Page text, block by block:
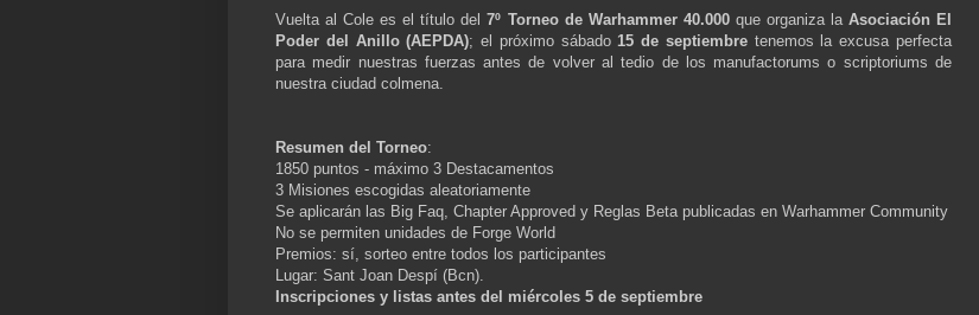
Vuelta al Cole es el título del7º Torneo de Warhammer 40.000que organiza la Asociación El
Poder del Anillo (AEPDA); el próximo sábado15 de septiembretenemos la excusa perfecta
para medir nuestras fuerzas antes de volver al tedio de los manufactorums o scriptoriums de
nuestra ciudad colmena.
Resumen del Torneo:
1850 puntos - máximo 3 Destacamentos
3 Misiones escogidas aleatoriamente
Se aplicarán las Big Faq, Chapter Approved y Reglas Beta publicadas en Warhammer Community
No se permiten unidades de Forge World
Premios: sí, sorteo entre todos los participantes
Lugar: Sant Joan Despí (Bcn).
Inscripciones y listas antes del miércoles 5 de septiembre